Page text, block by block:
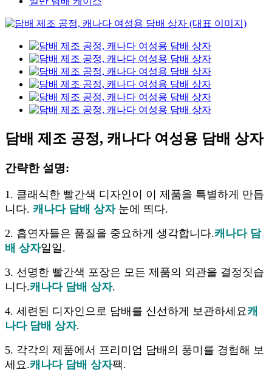
담배 제조 공정, 캐나다 여성용 담배 상자
간략한 설명:
1. 클래식한 빨간색 디자인이 이 제품을 특별하게 만듭
니다. 캐나다 담배 상자 눈에 띄다.
2. 흡연자들은 품질을 중요하게 생각합니다.캐나다 담
배 상자일일.
3. 선명한 빨간색 포장은 모든 제품의 외관을 결정짓습
니다.캐나다 담배 상자.
4. 세련된 디자인으로 담배를 신선하게 보관하세요캐
나다 담배 상자.
5. 각각의 제품에서 프리미엄 담배의 풍미를 경험해 보
세요.캐나다 담배 상자팩.